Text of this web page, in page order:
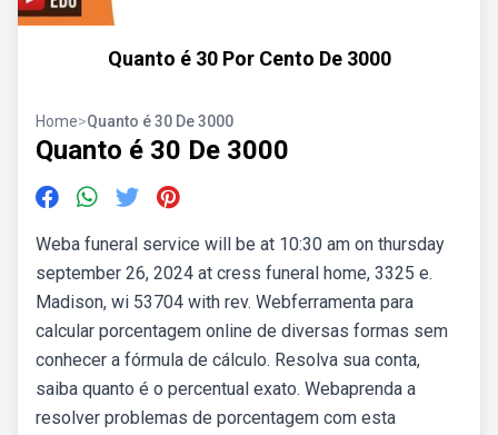
Quanto é 30 Por Cento De 3000
Home>Quanto é 30 De 3000
Quanto é 30 De 3000
Weba funeral service will be at 10:30 am on thursday
september 26, 2024 at cress funeral home, 3325 e.
Madison, wi 53704 with rev. Webferramenta para
calcular porcentagem online de diversas formas sem
conhecer a fórmula de cálculo. Resolva sua conta,
saiba quanto é o percentual exato. Webaprenda a
resolver problemas de porcentagem com esta